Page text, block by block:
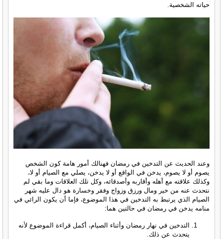
حياته الشخصية.
وعند الحديث عن التدخين في رمضان فهنالك أمور هامة كون الشخص
يصوم أو لا يصوم، يدخن في الواقع أو لا يدخن، يصلي مع الصيام أو لا،
وكذلك علاقته مع أهله وأقاربه وأصدقائه، وكل تلك العلاقات وما بقي لم
نتحدث عنه من خير ومال ورزق وزواج وفقر وخسارة هو دال عليه شهر
الصيام الذي يرتبط به التدخين في هذا الموضوع، فإما أن يكون الرائي في
منامه يدخن في رمضان في حالتين هما:
التدخين في نهار رمضان وأثناء الصيام، أكمل قراءة الموضوع لأنه
يتحدث عن ذلك.